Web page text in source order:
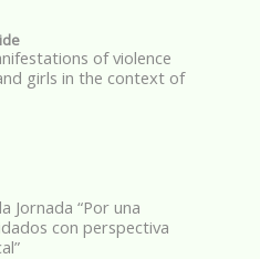
of violence
girls in the context of
Jornada “Por una
con perspectiva